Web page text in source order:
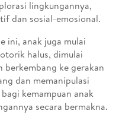
lingkungannya,
dan sosial-emosional.
ini, anak juga mulai
halus, dimulai
berkembang ke gerakan
dan memanipulasi
kemampuan anak
secara bermakna.